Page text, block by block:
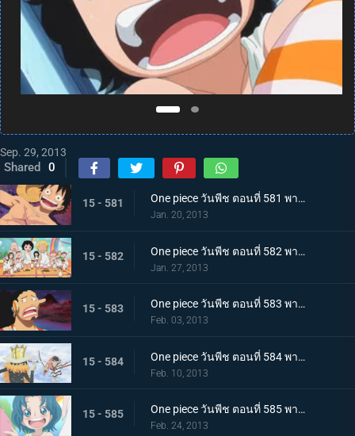
Sep. 29, 2013
Shared 0
15 - 581 One piece วันพีช ตอนที่ 581 พากย์ไทย กลุ่มหมวกฟางโกลาหล! ซามูไรมีแต่หัวปรากฏตัว!
Jan. 20, 2013
15 - 582 One piece วันพีช ตอนที่ 582 พากย์ไทย ตะลึง! ความลับของเกาะที่กระจ่างชัดในที่สุด
Jan. 27, 2013
15 - 583 One piece วันพีช ตอนที่ 583 พากย์ไทย ช่วยเหลือพวกเด็กๆ! สงครามพวกพ้อง เปิดฉาก
Feb. 03, 2013
15 - 584 One piece วันพีช ตอนที่ 584 พากย์ไทย การต่อสู้ด้วยดาบ บรู๊ค ปะทะ ลำตัวซามูไรปริศนา
Feb. 10, 2013
15 - 585 One piece วันพีช ตอนที่ 585 พากย์ไทย เจ็ดเทพโจรสลัด! ทราฟัลการ์ ลอว์
Feb. 24, 2013